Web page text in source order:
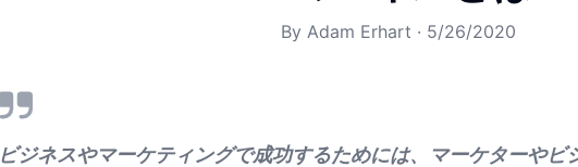
By Adam Erhart · 5/26/2020
ビジネスやマーケティングで成功するためには、マーケターやビ